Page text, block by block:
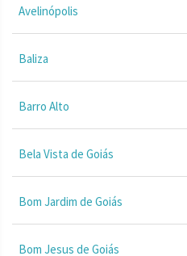
Avelinópolis
Baliza
Barro Alto
Bela Vista de Goiás
Bom Jardim de Goiás
Bom Jesus de Goiás